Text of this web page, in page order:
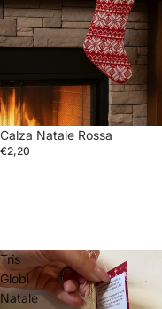
Calza Natale Rossa
€2,20
Tris
Globi
Natale